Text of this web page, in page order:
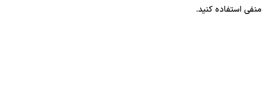
منفی استفاده کنید.